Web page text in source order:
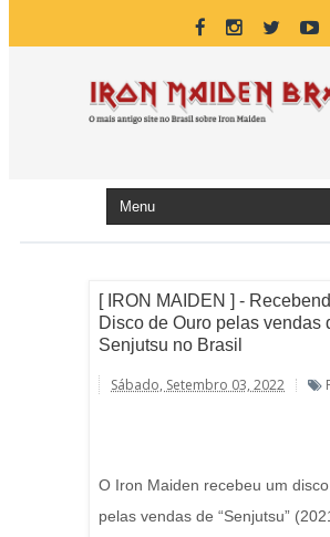
[ IRON MAIDEN ] -
Disco de Ouro pelas vendas
Senjutsu no Brasil
Sábado, Setembro 03, 2022
O Iron Maiden recebeu um
pelas vendas de “Senjutsu”